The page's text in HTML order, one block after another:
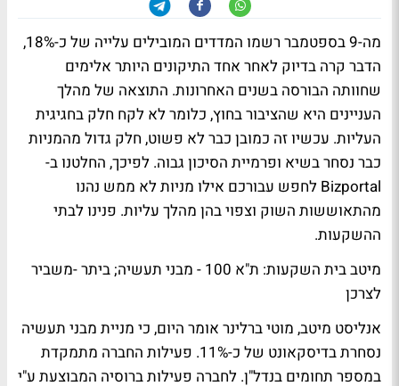
מה-9 בספטמבר רשמו המדדים המובילים עלייה של כ-18%,
הדבר קרה בדיוק לאחר אחד התיקונים היותר אלימים
שחוותה הבורסה בשנים האחרונות. התוצאה של מהלך
העניינים היא שהציבור בחוץ, כלומר לא לקח חלק בחגיגית
העליות. עכשיו זה כמובן כבר לא פשוט, חלק גדול מהמניות
כבר נסחר בשיא ופרמיית הסיכון גבוה. לפיכך, החלטנו ב-
Bizportal לחפש עבורכם אילו מניות לא ממש נהנו
מהתאוששות השוק וצפוי בהן מהלך עליות. פנינו לבתי
ההשקעות.
מיטב בית השקעות: ת"א 100 - מבני תעשיה; ביתר -משביר
לצרכן
אנליסט מיטב, מוטי ברלינר אומר היום, כי מניית מבני תעשיה
נסחרת בדיסקאונט של כ-11%. פעילות החברה מתמקדת
במספר תחומים בנדל"ן. לחברה פעילות ברוסיה המבוצעת ע"י